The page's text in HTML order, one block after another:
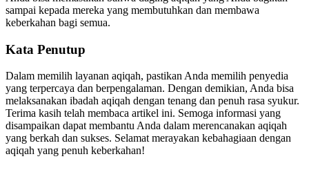
sampai kepada mereka yang membutuhkan dan membawa
keberkahan bagi semua.
Kata Penutup
Dalam memilih layanan aqiqah, pastikan Anda memilih penyedia
yang terpercaya dan berpengalaman. Dengan demikian, Anda bisa
melaksanakan ibadah aqiqah dengan tenang dan penuh rasa syukur.
Terima kasih telah membaca artikel ini. Semoga informasi yang
disampaikan dapat membantu Anda dalam merencanakan aqiqah
yang berkah dan sukses. Selamat merayakan kebahagiaan dengan
aqiqah yang penuh keberkahan!